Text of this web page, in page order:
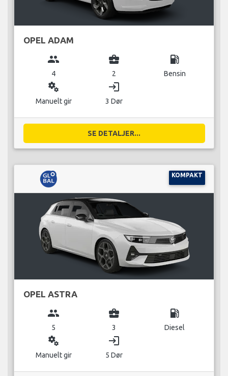
OPEL ADAM
group
4
business_center
2
local_gas_station
Bensin
miscellaneous_services
Manuelt gir
login
3 Dør
SE DETALJER...
KOMPAKT
OPEL ASTRA
group
5
business_center
3
local_gas_station
Diesel
miscellaneous_services
Manuelt gir
login
5 Dør